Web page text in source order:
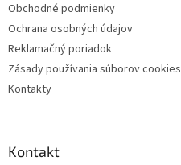
Obchodné podmienky
Ochrana osobných údajov
Reklamačný poriadok
Zásady používania súborov cookies
Kontakty
Kontakt